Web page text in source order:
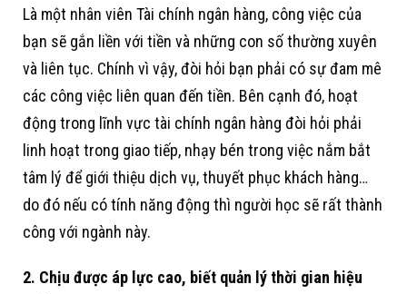
Là một nhân viên Tài chính ngân hàng, công việc của
bạn sẽ gắn liền với tiền và những con số thường xuyên
và liên tục. Chính vì vậy, đòi hỏi bạn phải có sự đam mê
các công việc liên quan đến tiền. Bên cạnh đó, hoạt
động trong lĩnh vực tài chính ngân hàng đòi hỏi phải
linh hoạt trong giao tiếp, nhạy bén trong việc nắm bắt
tâm lý để giới thiệu dịch vụ, thuyết phục khách hàng…
do đó nếu có tính năng động thì người học sẽ rất thành
công với ngành này.
2. Chịu được áp lực cao, biết quản lý thời gian hiệu